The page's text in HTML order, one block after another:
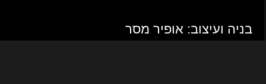
מנחים ומפיקים: ליאור וניב פלג